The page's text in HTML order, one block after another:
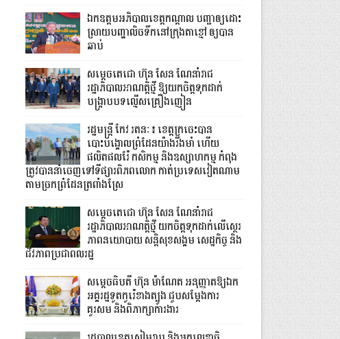
ឯកឧត្តមអភិបាលខេត្តកណ្ដាល បញ្ជាឲ្យដោះ
ស្រាយបញ្ហាលិចទឹកនៅក្រុងតាខ្មៅ ឲ្យបាន
ឆាប់
សម្តេចតេជោ ហ៊ុន សែន ណែនាំរាជ
រដ្ឋាភិបាលអាណត្តិថ្មី ឱ្យយកចិត្តទុកដាក់
បង្ក្រាបបទល្មើសគ្រឿងញៀន
រដ្ឋមន្ត្រី កែវ រតនៈ៖ ខេត្តក្រចេះបាន
បោះបង្គោលព្រំដែនយ៉ាងរឹងមាំ ហើយ
ផលិតផលរ៉ែ កសិកម្ម និងឧស្សាហកម្ម កំពុង
ត្រូវបាននាំចេញទៅទីផ្សារពិភពលោក កាត់ប្រទេសវៀតណាម
តាមច្រកព្រំដែនត្រពាំងស្រែ
សម្តេចតេជោ ហ៊ុន សែន ណែនាំរាជ
រដ្ឋាភិបាលអាណត្តិថ្មី យកចិត្តទុកដាក់លើស្ថេរ
ភាពនយោបាយ សន្តិសុខសង្គម សេដ្ឋកិច្ច និង
ជីវភាពប្រជាពលរដ្ឋ
សម្តេចធិបតី ហ៊ុន ម៉ាណែត អនុញ្ញាតឱ្យឯក
អគ្គរដ្ឋទូតកូរ៉េខាងត្បូង ជួបសម្តែងការ
គួរសម និងពិភាក្សាការងារ